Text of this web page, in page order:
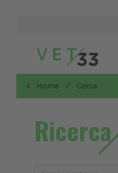
< Home / Cerca
Ricerca